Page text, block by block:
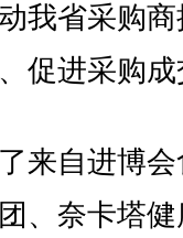
我省采购
促进采购
自进博会
、奈卡塔